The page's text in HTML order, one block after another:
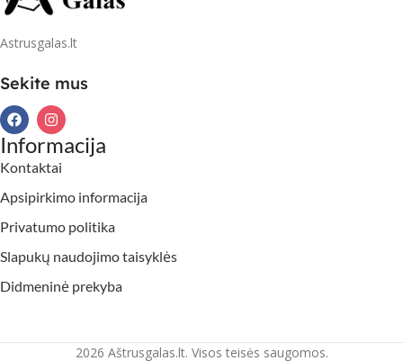
Astrusgalas.lt
Sekite mus
Informacija
Kontaktai
Apsipirkimo informacija
Privatumo politika
Slapukų naudojimo taisyklės
Didmeninė prekyba
2026 Aštrusgalas.lt. Visos teisės saugomos.